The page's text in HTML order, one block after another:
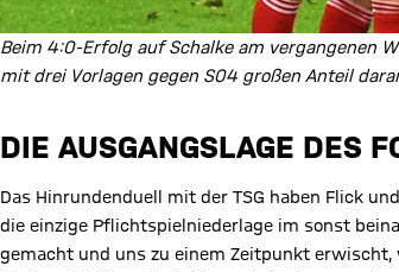
Beim 4:0-Erfolg auf Schalke am vergangenen
mit drei Vorlagen gegen S04 großen Anteil
DIE AUSGANGSLAGE DES
Das Hinrundenduell mit der TSG haben Flick
die einzige Pflichtspielniederlage im sonst
gemacht und uns zu einem Zeitpunkt erwischt,